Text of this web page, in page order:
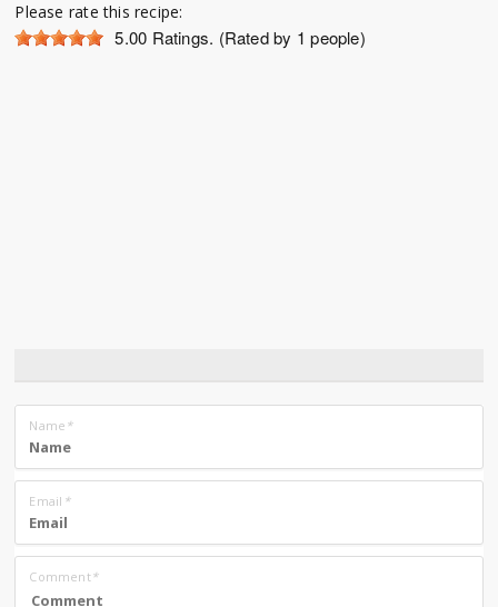
Please rate this recipe:
5.00 Ratings. (Rated by 1 people)
Name *
Email *
Comment*